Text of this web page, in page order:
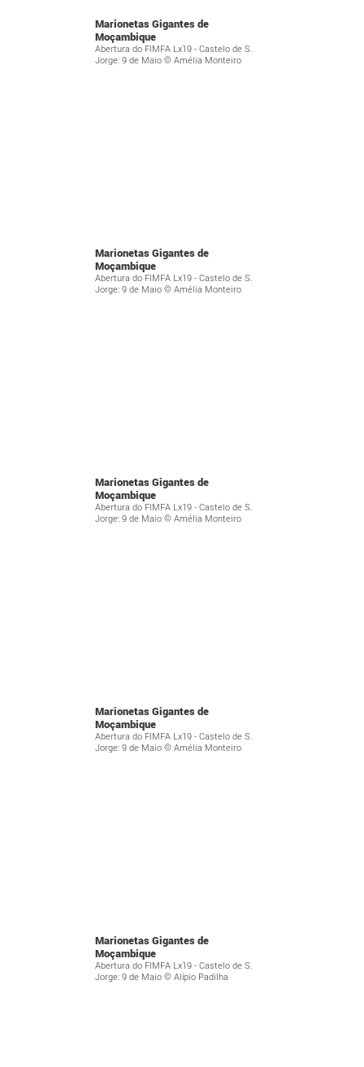
Marionetas Gigantes de
Moçambique
Abertura do FIMFA Lx19 - Castelo de S.
Jorge: 9 de Maio © Amélia Monteiro
Marionetas Gigantes de
Moçambique
Abertura do FIMFA Lx19 - Castelo de S.
Jorge: 9 de Maio © Amélia Monteiro
Marionetas Gigantes de
Moçambique
Abertura do FIMFA Lx19 - Castelo de S.
Jorge: 9 de Maio © Amélia Monteiro
Marionetas Gigantes de
Moçambique
Abertura do FIMFA Lx19 - Castelo de S.
Jorge: 9 de Maio © Amélia Monteiro
Marionetas Gigantes de
Moçambique
Abertura do FIMFA Lx19 - Castelo de S.
Jorge: 9 de Maio © Alípio Padilha